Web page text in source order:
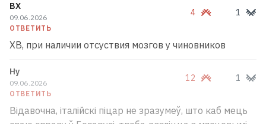
BX
09.06.2026
ОТВЕТИТЬ
4 1
ХВ, при наличии отсуствия мозгов у чиновников
Ну
09.06.2026
ОТВЕТИТЬ
12 1
Відавочна, італійскі піцар не зразумеў, што каб мець
В Кобрине произошла авария с
участием двух милицейских авто